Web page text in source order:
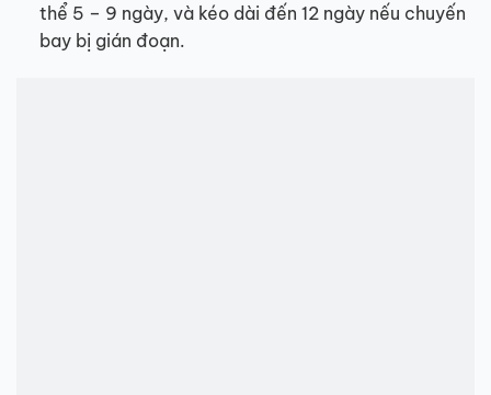
thể 5 – 9 ngày, và kéo dài đến 12 ngày nếu chuyến
bay bị gián đoạn.